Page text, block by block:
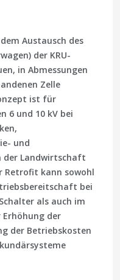
Austausch des
der KRU-
in Abmessungen
Zelle
ist für
6 und 10 kV bei
und
Landwirtschaft
Retrofit kann sowohl
bei
als auch im
Erhöhung der
der Betriebskosten